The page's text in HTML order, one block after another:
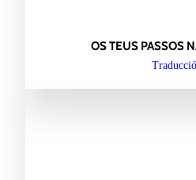
OS TEUS PASSOS